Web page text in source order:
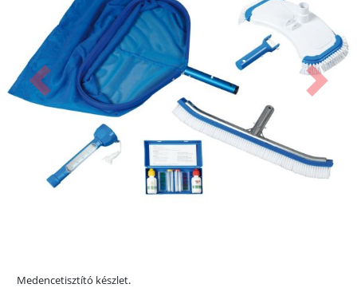
Előző
Medencetisztító készlet.